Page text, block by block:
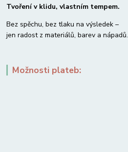
Tvoření v klidu, vlastním tempem.
Bez spěchu, bez tlaku na výsledek –
jen radost z materiálů, barev a nápadů.
Možnosti plateb: